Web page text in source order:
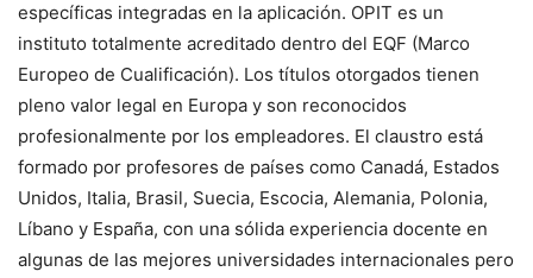
específicas integradas en la aplicación. OPIT es un
instituto totalmente acreditado dentro del EQF (Marco
Europeo de Cualificación). Los títulos otorgados tienen
pleno valor legal en Europa y son reconocidos
profesionalmente por los empleadores. El claustro está
formado por profesores de países como Canadá, Estados
Unidos, Italia, Brasil, Suecia, Escocia, Alemania, Polonia,
Líbano y España, con una sólida experiencia docente en
algunas de las mejores universidades internacionales pero